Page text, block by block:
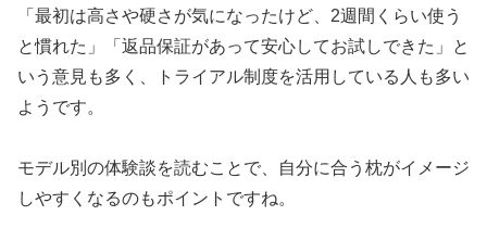
「最初は高さや硬さが気になったけど、2週間くらい使う
と慣れた」「返品保証があって安心してお試しできた」と
いう意見も多く、トライアル制度を活用している人も多い
ようです。
モデル別の体験談を読むことで、自分に合う枕がイメージ
しやすくなるのもポイントですね。